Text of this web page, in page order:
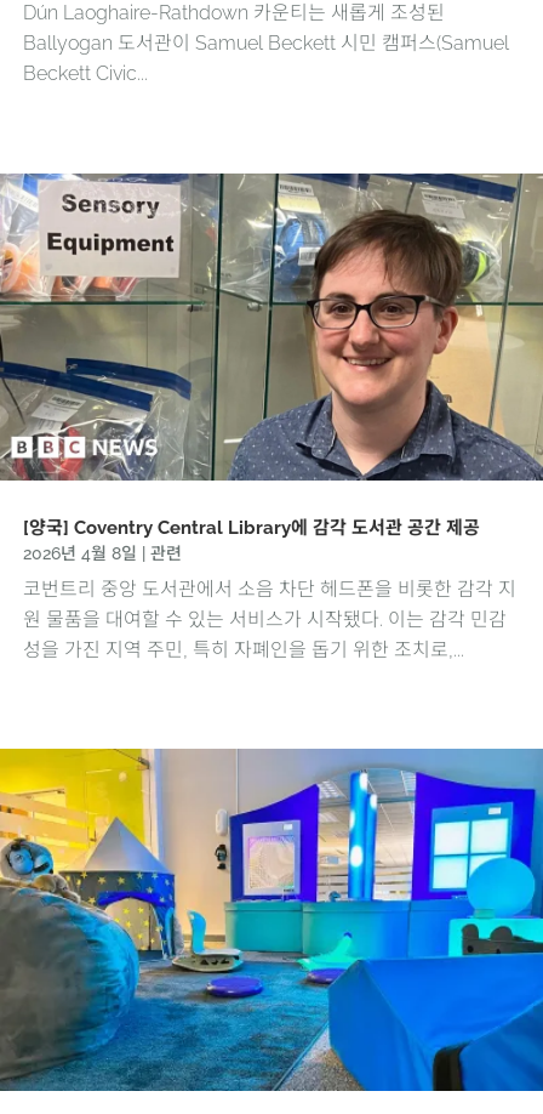
Dún Laoghaire-Rathdown 카운티는 새롭게 조성된
Ballyogan 도서관이 Samuel Beckett 시민 캠퍼스(Samuel
Beckett Civic...
[양국] Coventry Central Library에 감각 도서관 공간 제공
2026년 4월 8일 관련
코번트리 중앙 도서관에서 소음 차단 헤드폰을 비롯한 감각 지
원 물품을 대여할 수 있는 서비스가 시작됐다. 이는 감각 민감
성을 가진 지역 주민, 특히 자폐인을 돕기 위한 조치로,...